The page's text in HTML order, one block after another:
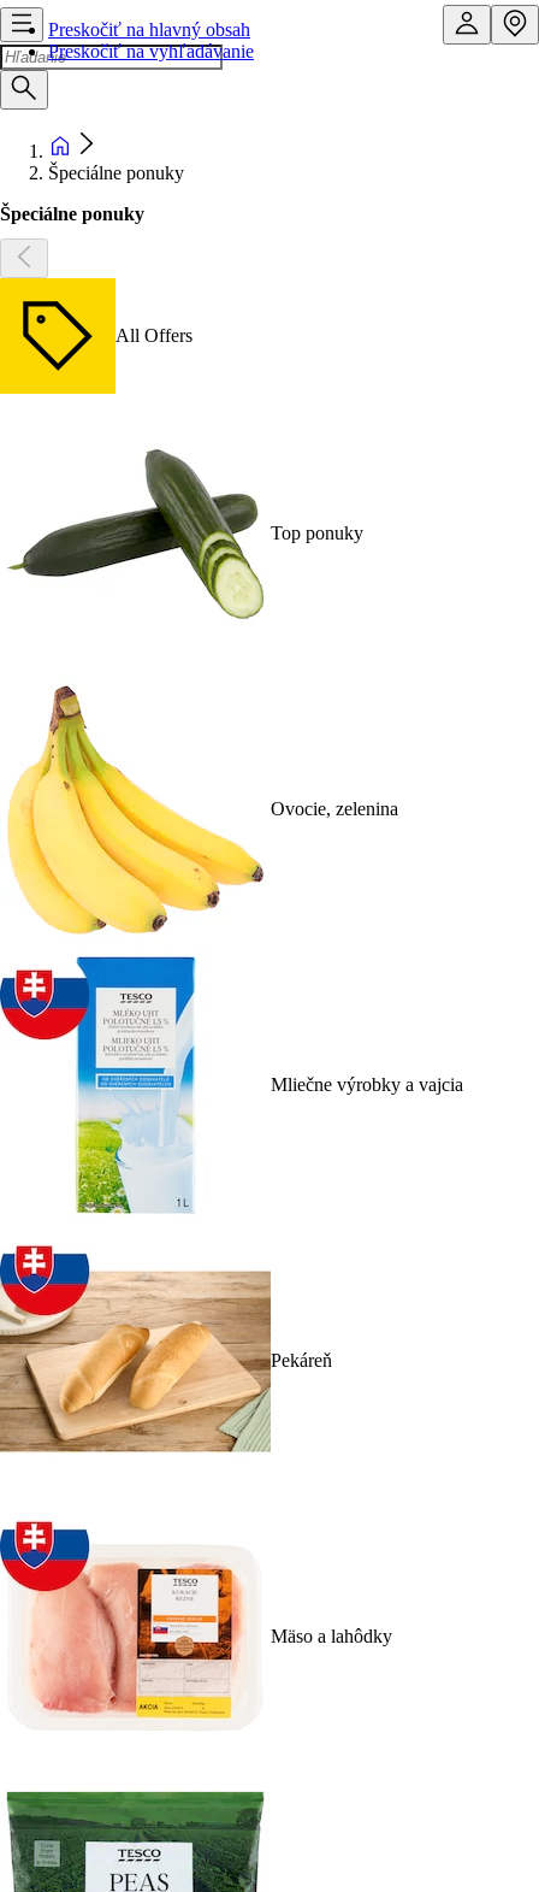
Preskočiť na hlavný obsah
Preskočiť na vyhľadávanie
Špeciálne ponuky
Špeciálne ponuky
All Offers
Top ponuky
Ovocie, zelenina
Mliečne výrobky a vajcia
Pekáreň
Mäso a lahôdky